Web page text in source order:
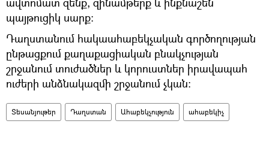
պայթուցիկ սարք:
Դաղստանում հակաահաբեկչական գործողության
ընթացքում քաղաքացիական բնակչության
շրջանում տուժածներ և կորուստներ իրավապահ
ուժերի անձնակազմի շրջանում չկան:
Տեսանյութեր Դաղստան Ահաբեկչություն ահաբեկիչ